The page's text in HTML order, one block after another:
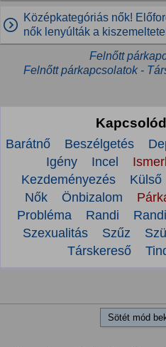
Középkategóriás nők!
nők lenyúlták a
Felnőtt
Felnőtt párkapcsolatok -
Barátnő Beszélgetés
Igény
Incel
Kezdeményezés
Külső
Nők
Önbizalom
Probléma
Randi
Szexualitás
Szűz
Társkereső
Sötét mód